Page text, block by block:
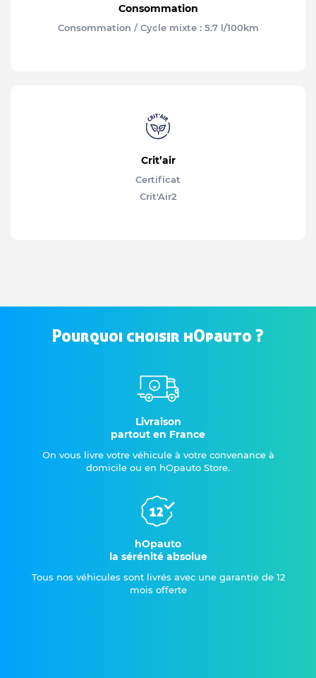
Consommation
Consommation / Cycle mixte : 5.7 l/100km
Crit’air
Certificat
Crit'Air2
Pourquoi choisir hOpauto ?
Livraison
partout en France
On vous livre votre véhicule à votre convenance à
domicile ou en hOpauto Store.
hOpauto
la sérénité absolue
Tous nos véhicules sont livrés avec une garantie de 12
mois offerte